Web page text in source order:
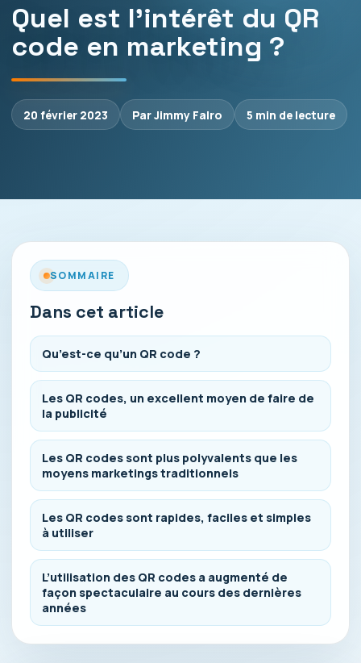
Quel est l’intérêt du QR
code en marketing ?
20 février 2023 Par Jimmy Falro 5 min de lecture
SOMMAIRE
Dans cet article
Qu’est-ce qu’un QR code ?
Les QR codes, un excellent moyen de faire de
la publicité
Les QR codes sont plus polyvalents que les
moyens marketings traditionnels
Les QR codes sont rapides, faciles et simples
à utiliser
L’utilisation des QR codes a augmenté de
façon spectaculaire au cours des dernières
années